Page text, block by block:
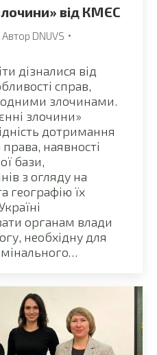
від КМЄС
Автор DNUVS
дізналися від
справ,
злочинами.
злочини»
дотримання
наявності
бази,
з огляду на
географію їх
органам влади
необхідну для